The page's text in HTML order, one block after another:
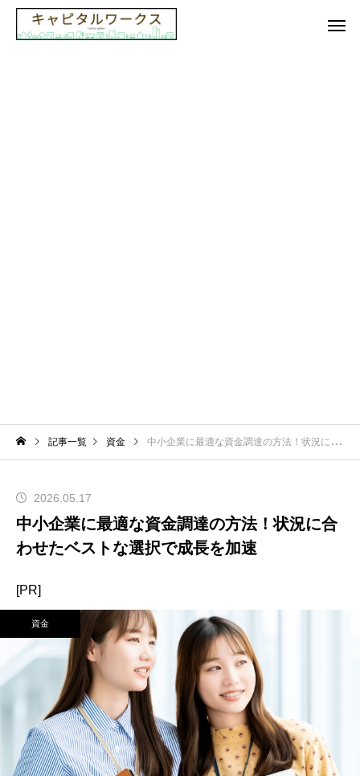
記事一覧 資金 中小企業に最適な資金調達の方法！状況に合わせたベストな選択で成長を加速
2026.05.17
中小企業に最適な資金調達の方法！状況に合
わせたベストな選択で成長を加速
[PR]
資金